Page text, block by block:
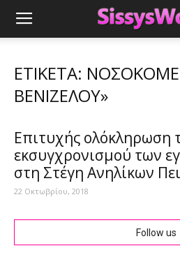
ΕΤΙΚΈΤΑ:
ΒΕΝΙΖΈΛΟΥ»
Επιτυχής ολόκληρωση
εκσυγχρονισμού των
στη Στέγη Ανηλίκων
22 Οκτωβρίου, 2018
Follow us